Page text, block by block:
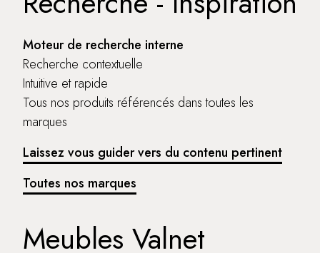
Moteur de recherche interne
Recherche contextuelle
Intuitive et rapide
Tous nos produits référencés dans toutes les
marques
Laissez vous guider vers du contenu pertinent
Toutes nos marques
Meubles Valnet